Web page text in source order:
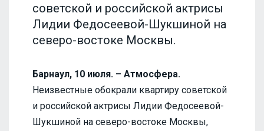
советской и российской актрисы
Лидии Федосеевой-Шукшиной на
северо-востоке Москвы.
Барнаул, 10 июля. – Атмосфера.
Неизвестные обокрали квартиру советской
и российской актрисы Лидии Федосеевой-
Шукшиной на северо-востоке Москвы,